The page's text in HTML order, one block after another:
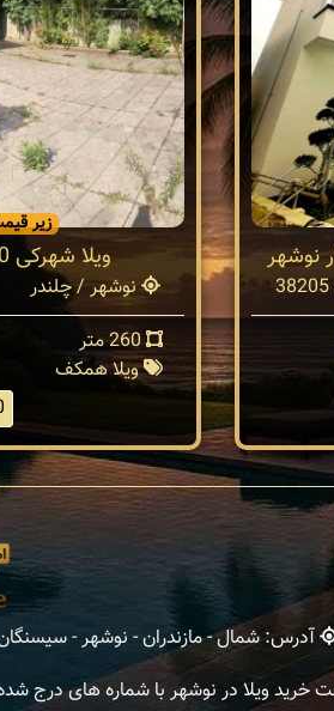
نوشهر
زیر
ویلا شهرکی 120متری در نوشهر چلندر
نوشهر / چلندر
260 متر
ویلا همکف
آدرس: شمال - مازندران - نوشهر -
خرید ویلا در نوشهر با شماره های درج